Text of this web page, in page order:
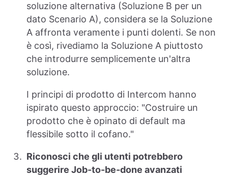
soluzione alternativa (Soluzione B per un
dato Scenario A), considera se la Soluzione
A affronta veramente i punti dolenti. Se non
è così, rivediamo la Soluzione A piuttosto
che introdurre semplicemente un'altra
soluzione.
I principi di prodotto di Intercom hanno
ispirato questo approccio: "Costruire un
prodotto che è opinato di default ma
flessibile sotto il cofano."
Riconosci che gli utenti potrebbero
suggerire Job-to-be-done avanzati